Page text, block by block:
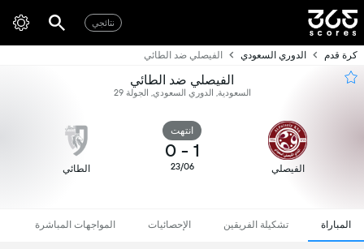
نتائجي
كرة قدم الدوري السعودي الفيصلي ضد الطائي
الفيصلي ضد الطائي
السعودية, الدوري السعودي, الجولة 29
الفيصلي
انتهت
1
-
0
23/06 الطائي
المباراة تشكيلة الفريقين الإحصائيات المواجهات المباشرة